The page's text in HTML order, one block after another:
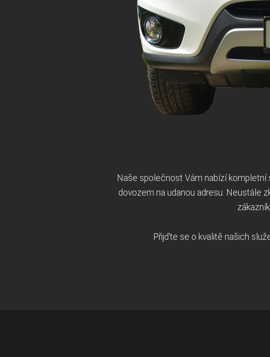
Naše společnost Vám nabízí kompletní
dovozem na udanou adresu. Neustále
Přijďte se o kvalitě našich